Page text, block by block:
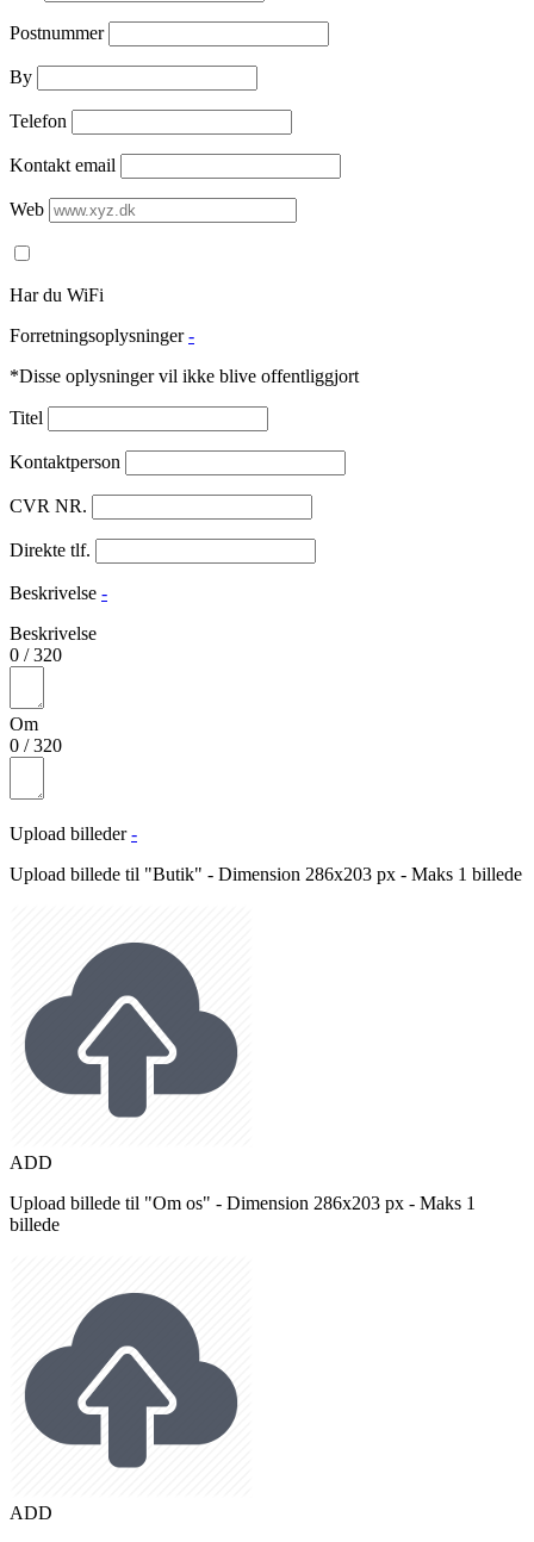
Postnummer
By
Telefon
Kontakt email
Web
Har du WiFi
Forretningsoplysninger -
*Disse oplysninger vil ikke blive offentliggjort
Titel
Kontaktperson
CVR NR.
Direkte tlf.
Beskrivelse -
Beskrivelse
0 /320
Om
0 /320
Upload billeder -
Upload billede til "Butik" - Dimension 286x203 px - Maks 1 billede
ADD
Upload billede til "Om os" - Dimension 286x203 px - Maks 1
billede
ADD